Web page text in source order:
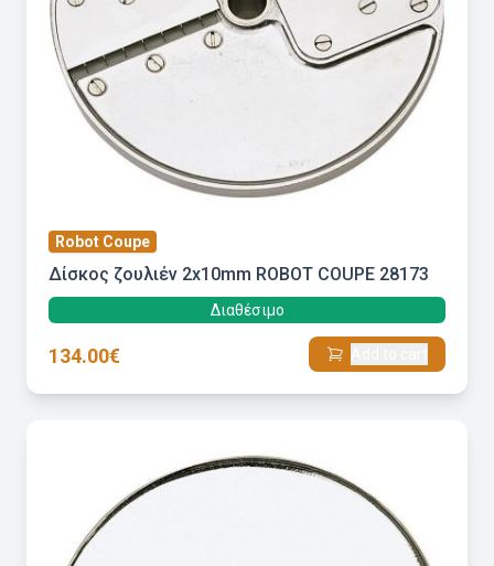
Robot Coupe
Δίσκος ζουλιέν 2x10mm ROBOT COUPE 28173
Διαθέσιμο
134.00€